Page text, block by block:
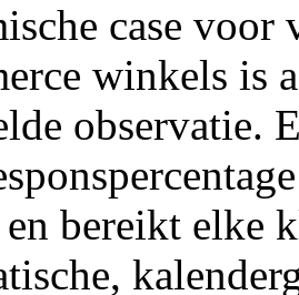
case
winkels is
observatie.
bereikt elke